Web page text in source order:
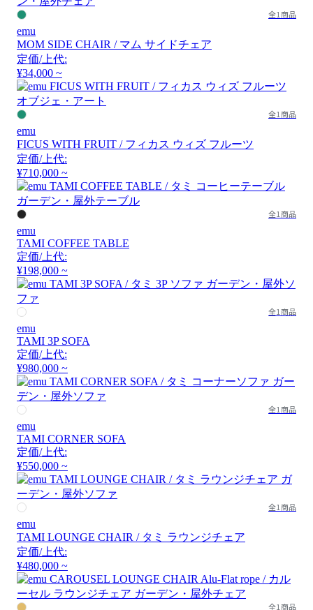
全1商品
emu
MOM SIDE CHAIR / マム サイドチェア
定価/上代:
¥34,000 ~
全1商品
emu
FICUS WITH FRUIT / フィカス ウィズ フルーツ
定価/上代:
¥710,000 ~
全1商品
emu
TAMI COFFEE TABLE
定価/上代:
¥198,000 ~
全1商品
emu
TAMI 3P SOFA
定価/上代:
¥980,000 ~
全1商品
emu
TAMI CORNER SOFA
定価/上代:
¥550,000 ~
全1商品
emu
TAMI LOUNGE CHAIR / タミ ラウンジチェア
定価/上代:
¥480,000 ~
全1商品